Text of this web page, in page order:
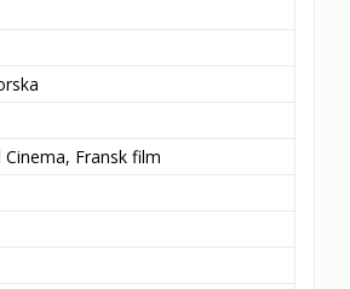
Fransk film